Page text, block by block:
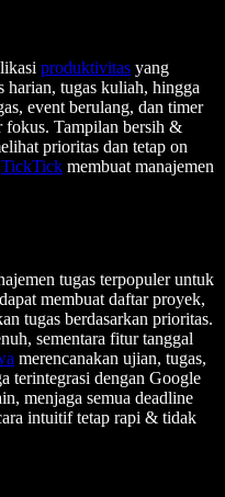
produktivitas yang
harian, tugas kuliah, hingga
event berulang, dan timer
fokus. Tampilan bersih &
prioritas dan tetap on
TickTick membuat manajemen
tugas terpopuler untuk
membuat daftar proyek,
tugas berdasarkan prioritas.
sementara fitur tanggal
merencanakan ujian, tugas,
terintegrasi dengan Google
menjaga semua deadline
intuitif tetap rapi & tidak